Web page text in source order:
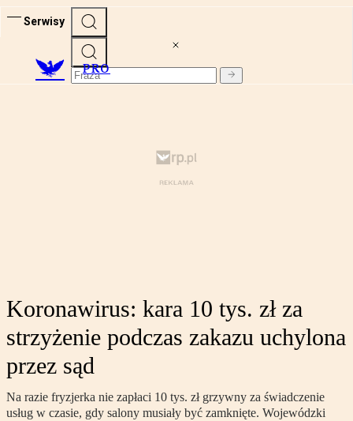
Serwisy
PRO
Koronawirus: kara 10 tys. zł za
strzyżenie podczas zakazu uchylona
przez sąd
Na razie fryzjerka nie zapłaci 10 tys. zł grzywny za świadczenie
usług w czasie, gdy salony musiały być zamknięte. Wojewódzki